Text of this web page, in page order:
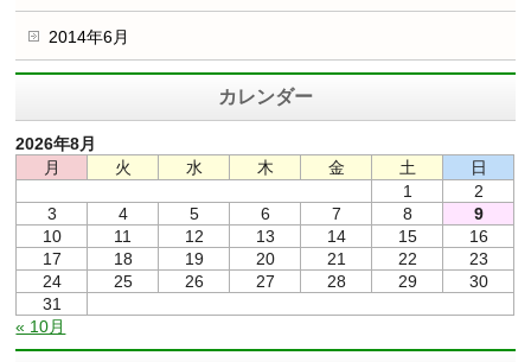
2014年6月
カレンダー
2026年8月
月
火 水 木 金 土
日
1
2
3
4 5 6 7 8
9
10
11 12 13 14 15
16
17
18 19 20 21 22
23
24
25 26 27 28 29
30
31
« 10月